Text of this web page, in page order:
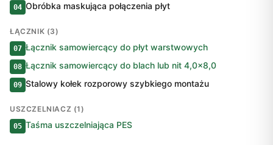
04 Obróbka maskująca połączenia płyt
ŁĄCZNIK (3)
07 Łącznik samowiercący do płyt warstwowych
08 Łącznik samowiercący do blach lub nit 4,0×8,0
09 Stalowy kołek rozporowy szybkiego montażu
USZCZELNIACZ (1)
05 Taśma uszczelniająca PES